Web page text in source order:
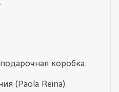
коробка.
(Paola Reina).